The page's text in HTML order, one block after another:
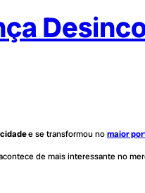
e se transformou nomaior
de mais interessante no